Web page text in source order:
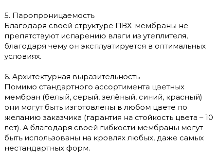
5. Паропроницаемость
Благодаря своей структуре ПВХ-мембраны не
препятствуют испарению влаги из утеплителя,
благодаря чему он эксплуатируется в оптимальных
условиях.
6. Архитектурная выразительность
Помимо стандартного ассортимента цветных
мембран (белый, серый, зелёный, синий, красный)
они могут быть изготовлены в любом цвете по
желанию заказчика (гарантия на стойкость цвета – 10
лет). А благодаря своей гибкости мембраны могут
быть использованы на кровлях любых, даже самых
нестандартных форм.